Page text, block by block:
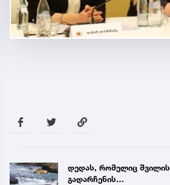
დედას, რომელიც შვილის
გადარჩენის